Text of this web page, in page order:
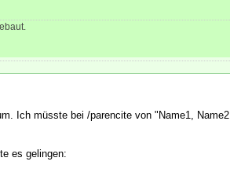
Ich müsste bei /parencite von "Name1, Name2
es gelingen: